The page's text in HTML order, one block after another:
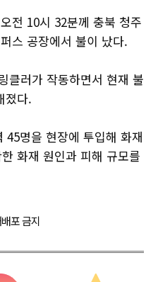
전 10시 32분께 충북 청주
스 공장에서 불이 났다.
클러가 작동하면서 현재 불
졌다.
명을 현장에 투입해 화재
화재 원인과 피해 규모를
포 금지